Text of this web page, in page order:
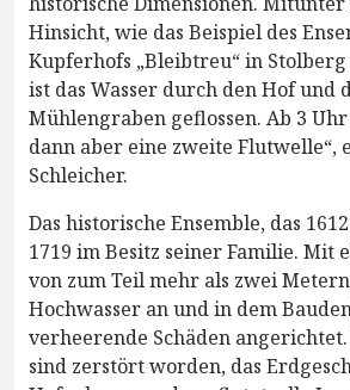
Hinsicht, wie das Beispiel des
Kupferhofs „Bleibtreu“ in Stolberg
ist das Wasser durch den Hof und
Mühlengraben geflossen. Ab 3
dann aber eine zweite Flutwelle“,
Schleicher.
Das historische Ensemble, das
1719 im Besitz seiner Familie. Mit
von zum Teil mehr als zwei
Hochwasser an und in dem
verheerende Schäden
sind zerstört worden, das